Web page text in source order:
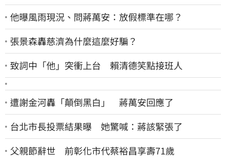
他曝風雨現況、問蔣萬安：放假標準在哪？
張景森轟慈濟為什麼這麼好騙？
致詞中「他」突衝上台 賴清德笑點接班人
遭謝金河轟「顛倒黑白」 蔣萬安回應了
台北市長投票結果曝 她驚喊：蔣該緊張了
父親節辭世 前彰化市代蔡裕昌享壽71歲